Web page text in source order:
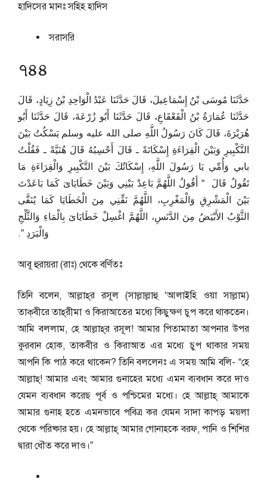
হাদিসের মানঃসহিহ হাদিস
সরাসরি
৭৪৪
حَدَّثَنَا مُوسَى بْنُ إِسْمَاعِيلَ، قَالَ حَدَّثَنَا عَبْدُ الْوَاحِدِ بْنُ زِيَادٍ، قَالَ
حَدَّثَنَا عُمَارَةُ بْنُ الْقَعْقَاعِ، قَالَ حَدَّثَنَا أَبُو زُرْعَةَ، قَالَ حَدَّثَنَا أَبُو
هُرَيْرَةَ، قَالَ كَانَ رَسُولُ اللَّهِ صلى الله عليه وسلم يَسْكُتُ بَيْنَ
التَّكْبِيرِ وَبَيْنَ الْقِرَاءَةِ إِسْكَاتَةً ـ قَالَ أَحْسِبُهُ قَالَ هُنَيَّةً ـ فَقُلْتُ
بابي وَأُمِّي يَا رَسُولَ اللَّهِ، إِسْكَاتُكَ بَيْنَ التَّكْبِيرِ وَالْقِرَاءَةِ مَا
تَقُولُ قَالَ ‏ “‏ أَقُولُ اللَّهُمَّ بَاعِدْ بَيْنِي وَبَيْنَ خَطَايَاىَ كَمَا بَاعَدْتَ
بَيْنَ الْمَشْرِقِ وَالْمَغْرِبِ، اللَّهُمَّ نَقِّنِي مِنَ الْخَطَايَا كَمَا يُنَقَّى
الثَّوْبُ الأَبْيَضُ مِنَ الدَّنَسِ، اللَّهُمَّ اغْسِلْ خَطَايَاىَ بِالْمَاءِ وَالثَّلْجِ
وَالْبَرَدِ ‏”‏‏.‏
আবূ হুরায়রা (রাঃ) থেকে বর্ণিতঃ
তিনি বলেন, আল্লাহ্‌র রসূল (সাল্লাল্লাহু ‘আলাইহি ওয়া সাল্লাম)
তাক্‌বীরে তাহ্‌রীমা ও কিরাআতের মধ্যে কিছুক্ষণ চুপ করে থাকতেন।
আমি বললাম, হে আল্লাহ্‌র রসূল! আমার পিতামাতা আপনার উপর
কুরবান হোক, তাকবীর ও কিরাআত এর মধ্যে চুপ থাকার সময়
আপনি কি পাঠ করে থাকেন? তিনি বললেনঃ এ সময় আমি বলি- “হে
আল্লাহ্‌! আমার এবং আমার গুনাহের মধ্যে এমন ব্যবধান করে দাও
যেমন ব্যবধান করেছ পূর্ব ও পশ্চিমের মধ্যে। হে আল্লাহ্‌ আমাকে
আমার গুনাহ হতে এমনভাবে পবিত্র কর যেমন সাদা কাপড় ময়লা
থেকে পরিষ্কার হয়। হে আল্লাহ্‌ আমার গোনাহকে বরফ, পানি ও শিশির
দ্বারা ধৌত করে দাও।”